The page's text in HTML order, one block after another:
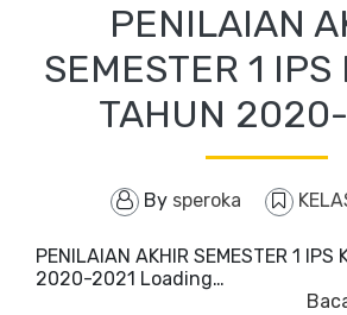
PENILAIAN
SEMESTER 1 IPS
TAHUN
By speroka
PENILAIAN AKHIR SEMESTER 1 IPS
2020-2021 Loading…